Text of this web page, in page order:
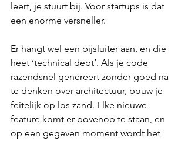
leert, je stuurt bij. Voor startups is dat
een enorme versneller.
Er hangt wel een bijsluiter aan, en die
heet ‘technical debt’. Als je code
razendsnel genereert zonder goed na
te denken over architectuur, bouw je
feitelijk op los zand. Elke nieuwe
feature komt er bovenop te staan, en
op een gegeven moment wordt het